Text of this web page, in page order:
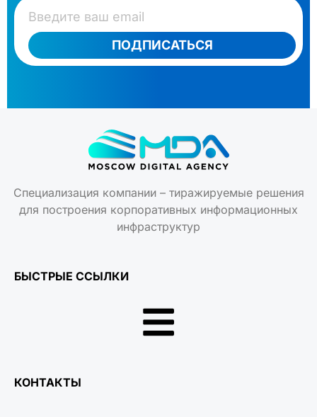
ПОДПИСАТЬСЯ
Специализация компании – тиражируемые решения
для построения корпоративных информационных
инфраструктур
БЫСТРЫЕ ССЫЛКИ
КОНТАКТЫ